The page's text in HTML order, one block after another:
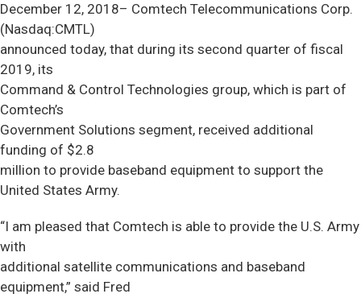
December 12, 2018– Comtech Telecommunications Corp.
(Nasdaq:CMTL)
announced today, that during its second quarter of fiscal
2019, its
Command & Control Technologies group, which is part of
Comtech’s
Government Solutions segment, received additional
funding of $2.8
million to provide baseband equipment to support the
United States Army.
“I am pleased that Comtech is able to provide the U.S. Army
with
additional satellite communications and baseband
equipment,” said Fred